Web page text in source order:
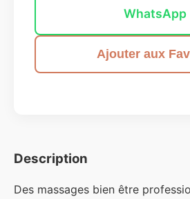
WhatsApp
Ajouter aux
Description
Des massages bien être